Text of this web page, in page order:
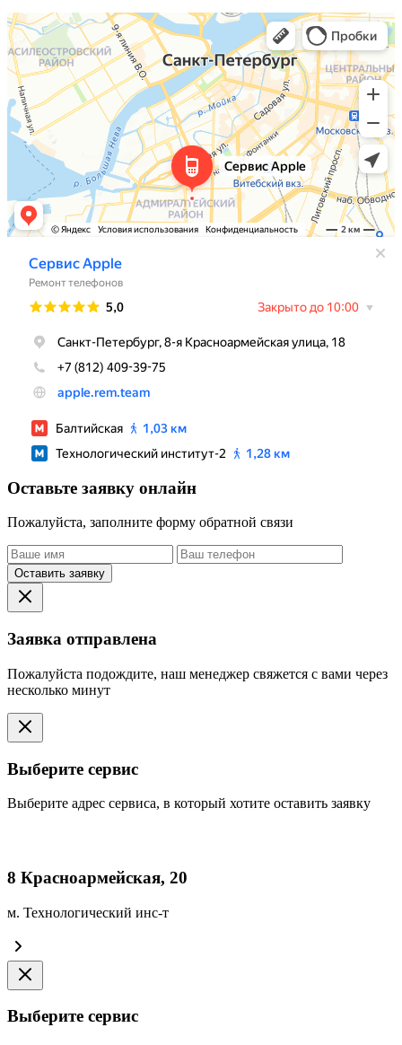
Оставьте заявку онлайн
Пожалуйста, заполните форму обратной связи
Оставить заявку
Заявка отправлена
Пожалуйста подождите, наш менеджер свяжется с вами через
несколько минут
Выберите сервис
Выберите адрес сервиса, в который хотите оставить заявку
8 Красноармейская, 20
м. Технологический инс-т
Выберите сервис